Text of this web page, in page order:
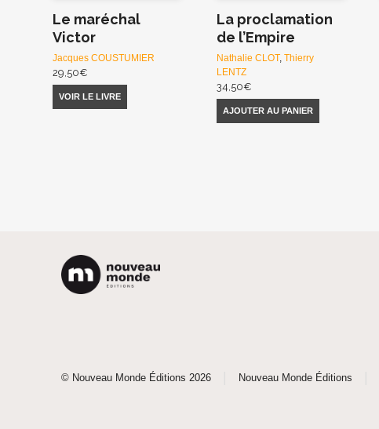
Le maréchal
Victor
Jacques COUSTUMIER
29,50€
VOIR LE LIVRE
La proclamation
de l’Empire
Nathalie CLOT,Thierry
LENTZ
34,50€
AJOUTER AU PANIER
© Nouveau Monde Éditions 2026 Nouveau Monde Éditions